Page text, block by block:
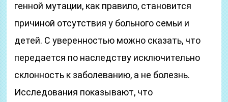
генной мутации, как правило, становится
причиной отсутствия у больного семьи и
детей. С уверенностью можно сказать, что
передается по наследству исключительно
склонность к заболеванию, а не болезнь.
Исследования показывают, что